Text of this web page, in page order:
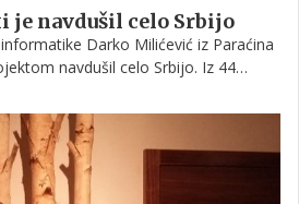
je navdušil celo Srbijo
Darko Milićević iz Paraćina
navdušil celo Srbijo. Iz 44
pa objavil na Facebooku.